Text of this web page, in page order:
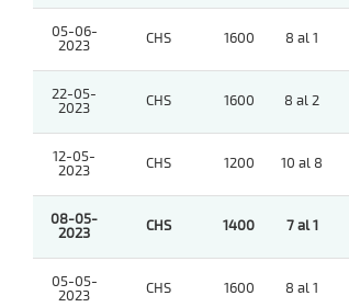
05-06-
2023
CHS 1600 8 al 1
22-05-
2023
CHS 1600 8 al 2
12-05-
2023
CHS 1200 10 al 8
08-05-
2023
CHS 1400 7 al 1
05-05-
2023
CHS 1600 8 al 1